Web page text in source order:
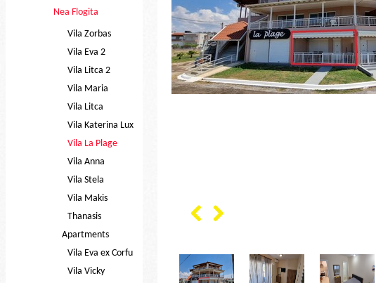
Nea Flogita
Vila Zorbas
Vila Eva 2
Vila Litca 2
Vila Maria
Vila Litca
Vila Katerina Lux
Vila La Plage
Vila Anna
Vila Stela
Vila Makis
Thanasis
Apartments
Vila Eva ex Corfu
Vila Vicky